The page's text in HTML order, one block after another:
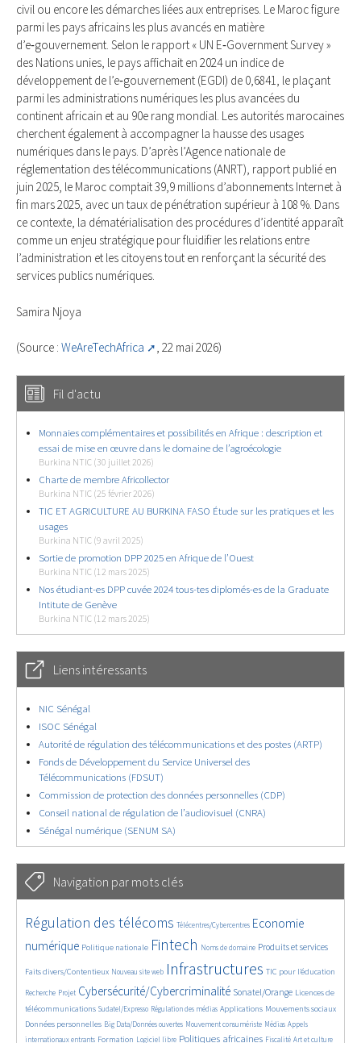
civil ou encore les démarches liées aux entreprises. Le Maroc figure
parmi les pays africains les plus avancés en matière
d’e‑gouvernement. Selon le rapport « UN E‑Government Survey »
des Nations unies, le pays affichait en 2024 un indice de
développement de l’e‑gouvernement (EGDI) de 0,6841, le plaçant
parmi les administrations numériques les plus avancées du
continent africain et au 90e rang mondial. Les autorités marocaines
cherchent également à accompagner la hausse des usages
numériques dans le pays. D’après l’Agence nationale de
réglementation des télécommunications (ANRT), rapport publié en
juin 2025, le Maroc comptait 39,9 millions d’abonnements Internet à
fin mars 2025, avec un taux de pénétration supérieur à 108 %. Dans
ce contexte, la dématérialisation des procédures d’identité apparaît
comme un enjeu stratégique pour fluidifier les relations entre
l’administration et les citoyens tout en renforçant la sécurité des
services publics numériques.
Samira Njoya
(Source : WeAreTechAfrica , 22 mai 2026)
Fil d'actu
Monnaies complémentaires et possibilités en Afrique : description et
essai de mise en œuvre dans le domaine de l’agroécologie
Burkina NTIC (30 juillet 2026)
Charte de membre Africollector
Burkina NTIC (25 février 2026)
TIC ET AGRICULTURE AU BURKINA FASO Étude sur les pratiques et les
usages
Burkina NTIC (9 avril 2025)
Sortie de promotion DPP 2025 en Afrique de l’Ouest
Burkina NTIC (12 mars 2025)
Nos étudiant-es DPP cuvée 2024 tous-tes diplomés-es de la Graduate
Intitute de Genève
Burkina NTIC (12 mars 2025)
Liens intéressants
NIC Sénégal
ISOC Sénégal
Autorité de régulation des télécommunications et des postes (ARTP)
Fonds de Développement du Service Universel des
Télécommunications (FDSUT)
Commission de protection des données personnelles (CDP)
Conseil national de régulation de l’audiovisuel (CNRA)
Sénégal numérique (SENUM SA)
Navigation par mots clés
4657/5713
Régulation des télécoms
364/5713 Télécentres/Cybercentres
3781/5713
Economie
numérique
1877/5713 Politique nationale
5200/5713 Fintech
686/5713 Noms de domaine
2467/5713 Produits et services
1616/5713
Faits divers/Contentieux Nouveau site web Infrastructures TIC pour l’éducation
Recherche
247/5713Projet
3633/5713 Cybersécurité/Cybercriminalité
2323/5713 Sonatel/Orange
1629/5713
Licences de
télécommunications
299/5713 Sudatel/Expresso
1019/5713 Régulation des médias
1526/5713 Applications
1232/5713 Mouvements sociaux
1670/5713
Données personnelles
146/5713 Big Data/Données ouvertes
626/5713 Mouvement consumériste
366/5713 Médias
751/5713
Appels
internationaux entrants
1760/5713 Formation
94/5713 Logiciel libre
2634/5713 Politiques africaines
1114/5713 Fiscalité
175/5713 Art et culture
649/5713